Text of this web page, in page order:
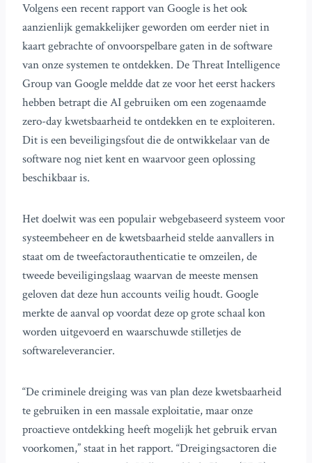
Volgens een recent rapport van Google is het ook
aanzienlijk gemakkelijker geworden om eerder niet in
kaart gebrachte of onvoorspelbare gaten in de software
van onze systemen te ontdekken. De Threat Intelligence
Group van Google meldde dat ze voor het eerst hackers
hebben betrapt die AI gebruiken om een zogenaamde
zero-day kwetsbaarheid te ontdekken en te exploiteren.
Dit is een beveiligingsfout die de ontwikkelaar van de
software nog niet kent en waarvoor geen oplossing
beschikbaar is.
Het doelwit was een populair webgebaseerd systeem voor
systeembeheer en de kwetsbaarheid stelde aanvallers in
staat om de tweefactorauthenticatie te omzeilen, de
tweede beveiligingslaag waarvan de meeste mensen
geloven dat deze hun accounts veilig houdt. Google
merkte de aanval op voordat deze op grote schaal kon
worden uitgevoerd en waarschuwde stilletjes de
softwareleverancier.
“De criminele dreiging was van plan deze kwetsbaarheid
te gebruiken in een massale exploitatie, maar onze
proactieve ontdekking heeft mogelijk het gebruik ervan
voorkomen,” staat in het rapport. “Dreigingsactoren die